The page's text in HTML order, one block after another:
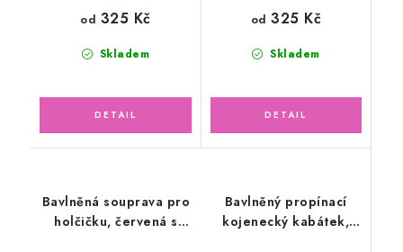
Skladem
od 325 Kč
Skladem
od 325 Kč
Bavlněná souprava pro
holčičku, červená s
Bavlněný propínací
kojenecký kabátek,